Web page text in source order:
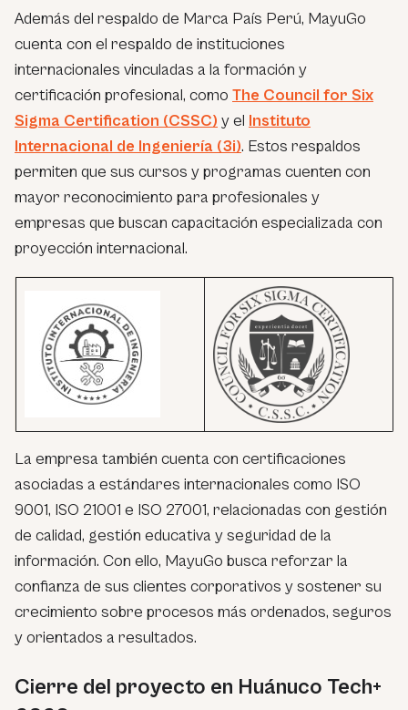
Además del respaldo de Marca País Perú, MayuGo
cuenta con el respaldo de instituciones
internacionales vinculadas a la formación y
certificación profesional, como The Council for Six
Sigma Certification (CSSC) y el Instituto
Internacional de Ingeniería (3i). Estos respaldos
permiten que sus cursos y programas cuenten con
mayor reconocimiento para profesionales y
empresas que buscan capacitación especializada con
proyección internacional.
La empresa también cuenta con certificaciones
asociadas a estándares internacionales como ISO
9001, ISO 21001 e ISO 27001, relacionadas con gestión
de calidad, gestión educativa y seguridad de la
información. Con ello, MayuGo busca reforzar la
confianza de sus clientes corporativos y sostener su
crecimiento sobre procesos más ordenados, seguros
y orientados a resultados.
Cierre del proyecto en Huánuco Tech+